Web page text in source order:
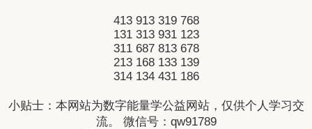
413 913 319 768
131 313 931 123
311 687 813 678
213 168 133 139
314 134 431 186
小贴士：本网站为数字能量学公益网站，仅供个人学习交
流。 微信号：qw91789